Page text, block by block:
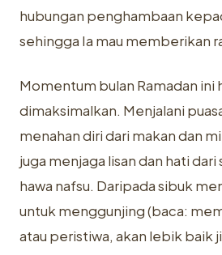
hubungan penghambaan
sehingga Ia mau memberikan
Momentum bulan Ramadan ini
dimaksimalkan. Menjalani
menahan diri dari makan dan
juga menjaga lisan dan hati
hawa nafsu. Daripada sibuk
untuk menggunjing (baca:
atau peristiwa, akan lebik baik